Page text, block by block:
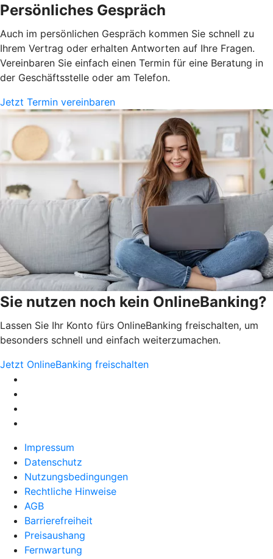
Persönliches Gespräch
Auch im persönlichen Gespräch kommen Sie schnell zu
Ihrem Vertrag oder erhalten Antworten auf Ihre Fragen.
Vereinbaren Sie einfach einen Termin für eine Beratung in
der Geschäftsstelle oder am Telefon.
Jetzt Termin vereinbaren
Sie nutzen noch kein OnlineBanking?
Lassen Sie Ihr Konto fürs OnlineBanking freischalten, um
besonders schnell und einfach weiterzumachen.
Jetzt OnlineBanking freischalten
Impressum
Datenschutz
Nutzungsbedingungen
Rechtliche Hinweise
AGB
Barrierefreiheit
Preisaushang
Fernwartung